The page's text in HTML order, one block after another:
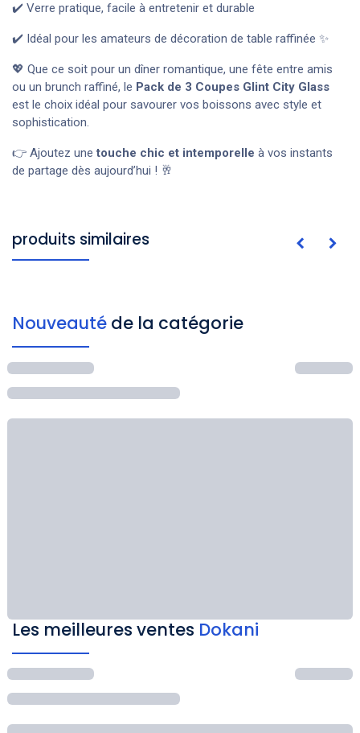
✔️ Verre pratique, facile à entretenir et durable
✔️ Idéal pour les amateurs de décoration de table raffinée ✨
💖 Que ce soit pour un dîner romantique, une fête entre amis
ou un brunch raffiné, le Pack de 3 Coupes Glint City Glass
est le choix idéal pour savourer vos boissons avec style et
sophistication.
👉 Ajoutez unetouche chic et intemporelle à vos instants
de partage dès aujourd’hui ! 🥂
produits similaires
Nouveauté de la catégorie
Les meilleures ventes Dokani